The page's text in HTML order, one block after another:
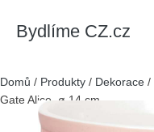
Bydlíme CZ.cz
Domů / Produkty / Dekorace /
Gate Alice, ø 14 cm